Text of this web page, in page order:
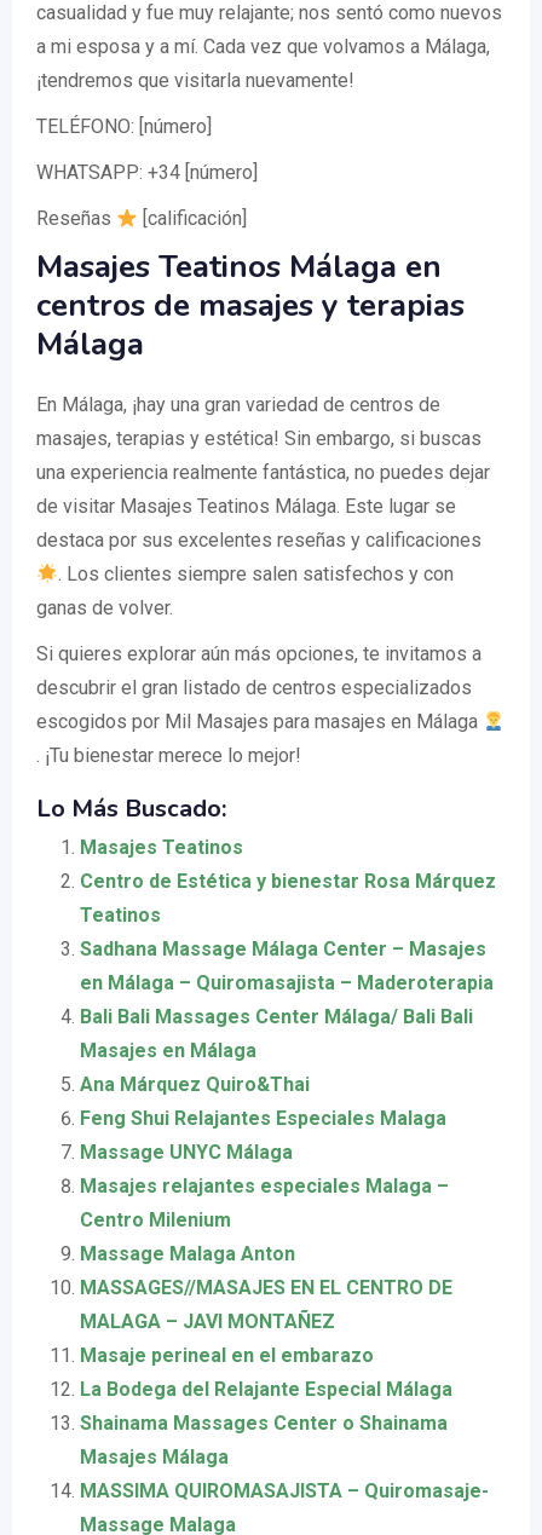
casualidad y fue muy relajante; nos sentó como nuevos
a mi esposa y a mí. Cada vez que volvamos a Málaga,
¡tendremos que visitarla nuevamente!
TELÉFONO: [número]
WHATSAPP: +34 [número]
Reseñas
[calificación]
Masajes Teatinos Málaga en
centros de masajes y terapias
Málaga
En Málaga, ¡hay una gran variedad de centros de
masajes, terapias y estética! Sin embargo, si buscas
una experiencia realmente fantástica, no puedes dejar
de visitar Masajes Teatinos Málaga. Este lugar se
destaca por sus excelentes reseñas y calificaciones
. Los clientes siempre salen satisfechos y con
ganas de volver.
Si quieres explorar aún más opciones, te invitamos a
descubrir el gran listado de centros especializados
escogidos por Mil Masajes para masajes en Málaga
. ¡Tu bienestar merece lo mejor!
Lo Más Buscado:
Masajes Teatinos
Centro de Estética y bienestar Rosa Márquez
Teatinos
Sadhana Massage Málaga Center – Masajes
en Málaga – Quiromasajista – Maderoterapia
Bali Bali Massages Center Málaga/ Bali Bali
Masajes en Málaga
Ana Márquez Quiro&Thai
Feng Shui Relajantes Especiales Malaga
Massage UNYC Málaga
Masajes relajantes especiales Malaga –
Centro Milenium
Massage Malaga Anton
MASSAGES//MASAJES EN EL CENTRO DE
MALAGA – JAVI MONTAÑEZ
Masaje perineal en el embarazo
La Bodega del Relajante Especial Málaga
Shainama Massages Center o Shainama
Masajes Málaga
MASSIMA QUIROMASAJISTA – Quiromasaje-
Massage Malaga